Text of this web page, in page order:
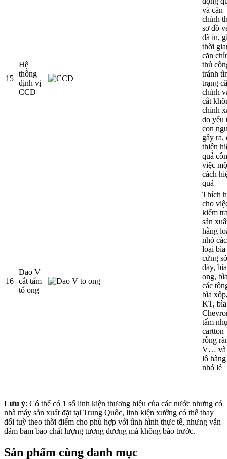
15
Hệ
thống
định vị
CCD
và căn
chỉnh
sơ đồ
đã in,
thời
căn
thủ
tránh
trạng
chỉnh
cắt
chính
do yếu
con
gây ra,
thiện
quả
việc
cách
quả
16
Dao V
cắt tấm
tổ ong
Thích
cho
kiểm
sản
hàng
nhỏ các
loại bìa
cứng
dày,
ong,
các
bìa
KT, bìa
tấm
cartton
rỗng
V… và
lô hàng
nhỏ lẻ
Lưu ý: Có thể có 1 số linh kiện thương hiệu của các nước nhưng có
nhà máy sản xuất đặt tại Trung Quốc, linh kiện xưởng có thể thay
đổi tuỳ theo thời điểm cho phù hợp với tình hình thực tế, nhưng vẫn
đảm bảm bảo chất lượng tương đương mà không báo trước.
Sản phẩm cùng danh mục